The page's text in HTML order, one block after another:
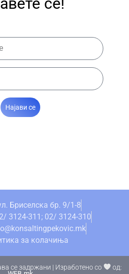
Најави се
Бриселска бр. 9/1-8
3124-311; 02/ 3124-310
за колачиња
се задржани | Изработено со
од: